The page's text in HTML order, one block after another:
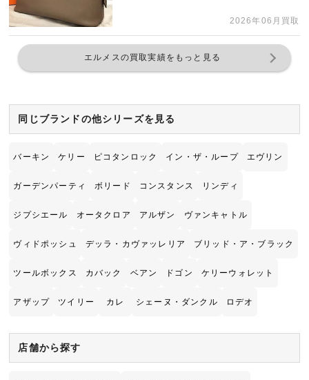
2026年06月買取
エルメスの買取実績をもっと見る
同じブランドの他シリーズを見る
バーキン ケリー ピコタンロック イン・ザ・ループ エヴリン
ガーデンパーティ ボリード コンスタンス リンディ
ジプシエール オータクロア アルザン ヴァンキャトル
ヴィドポッシュ デッラ・カヴァッレリア ブリッド・ア・ブラック
ツールボックス カバック ベアン ドゴン ケリーウォレット
アザップ ツイリー カレ シェーヌ・ダンクル ロデオ
店舗から探す